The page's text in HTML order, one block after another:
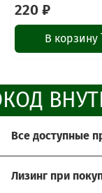
220 ₽
В корзину
Все доступные
Лизинг при
Отдел
Группа